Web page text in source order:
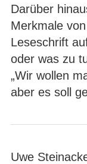
Darüber
Merkmale
Leseschrift
oder was zu
„Wir wollen
aber es soll
Uwe